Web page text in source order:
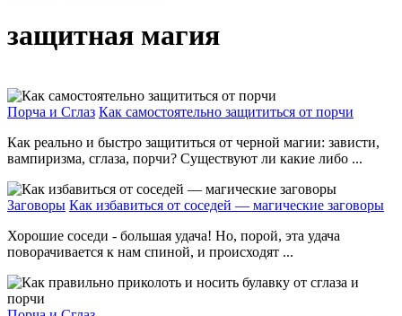
защитная магия
Порча и Сглаз Как самостоятельно защититься от порчи
Как реально и быстро защититься от черной магии: зависти,
вампиризма, сглаза, порчи? Существуют ли какие либо ...
Заговоры Как избавиться от соседей — магические заговоры
Хорошие соседи - большая удача! Но, порой, эта удача
поворачивается к нам спиной, и происходят ...